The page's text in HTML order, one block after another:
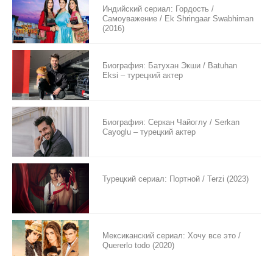
Индийский сериал: Гордость /
Самоуважение / Ek Shringaar Swabhiman
(2016)
Биография: Батухан Экши / Batuhan
Eksi – турецкий актер
Биография: Серкан Чайоглу / Serkan
Cayoglu – турецкий актер
Турецкий сериал: Портной / Terzi (2023)
Мексиканский сериал: Хочу все это /
Quererlo todo (2020)